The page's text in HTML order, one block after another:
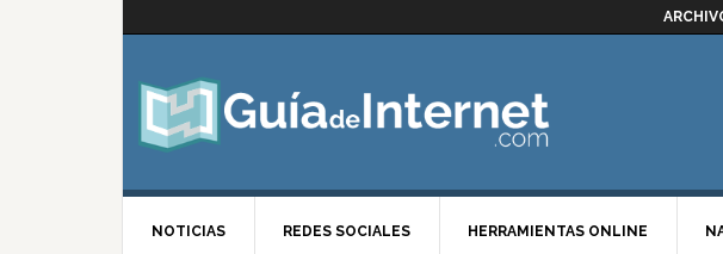
NOTICIAS REDES SOCIALES HERRAMIENTAS ONLINE